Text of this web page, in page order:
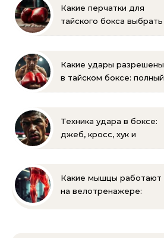
Какие перчатки для
тайского бокса выбрать
Какие удары разрешены
в тайском боксе: полный
Техника удара в боксе:
джеб, кросс, хук и
Какие мышцы работают
на велотренажере: